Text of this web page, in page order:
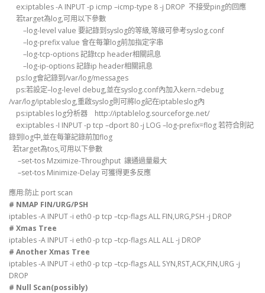
ex:iptables -A INPUT -p icmp –icmp-type 8 -j DROP 不接受ping的回應
若target為log,可用以下參數
–log-level value 要記錄到syslog的等級,等級可參考syslog.conf
–log-prefix value 會在每筆log前加指定字串
–log-tcp-options 記錄tcp header相關訊息
–log-ip-options 記錄ip header相關訊息
ps:log會記錄到/var/log/messages
ps:若設定–log-level debug,並在syslog.conf內加入kern.=debug
/var/log/iptableslog,重啟syslog則可將log記在iptableslog內
ps:iptables log分析器 http://iptablelog.sourceforge.net/
ex:iptables -I INPUT -p tcp –dport 80 -j LOG –log-prefix=flog 若符合則記
錄到log中,並在每筆記錄前加flog
若target為tos,可用以下參數
–set-tos Mzximize-Throughput 讓通過量最大
–set-tos Minimize-Delay 可獲得更多反應
應用:防止 port scan
# NMAP FIN/URG/PSH
iptables -A INPUT -i eth0 -p tcp –tcp-flags ALL FIN,URG,PSH -j DROP
# Xmas Tree
iptables -A INPUT -i eth0 -p tcp –tcp-flags ALL ALL -j DROP
# Another Xmas Tree
iptables -A INPUT -i eth0 -p tcp –tcp-flags ALL SYN,RST,ACK,FIN,URG -j
DROP
# Null Scan(possibly)